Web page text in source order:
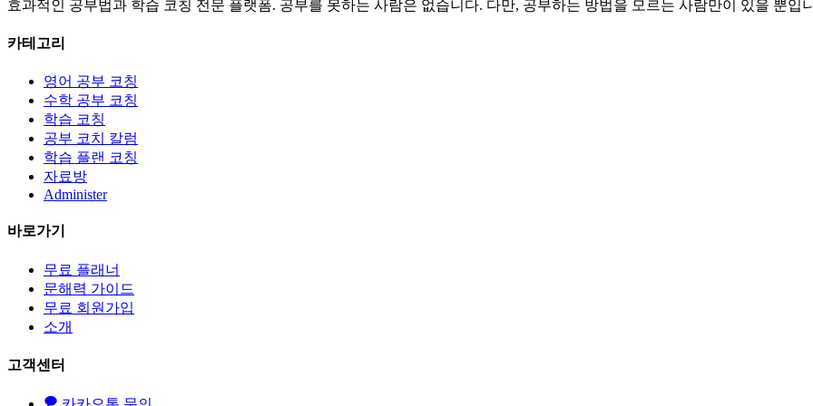
효과적인 공부법과 학습 코칭 전문 플랫폼. 공부를 못하는 사람은 없습니다. 다만, 공부하는 방법을 모르는 사람만이 있을 뿐입
카테고리
영어 공부 코칭
수학 공부 코칭
학습 코칭
공부 코치 칼럼
학습 플랜 코칭
자료방
Administer
바로가기
무료 플래너
문해력 가이드
무료 회원가입
소개
고객센터